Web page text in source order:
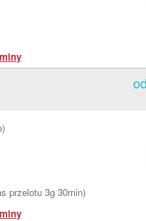
od
przelotu 3g 30min)